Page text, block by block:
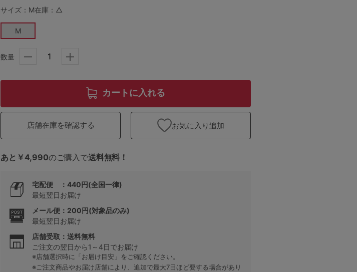
サイズ：M在庫：△
M
数量
カートに入れる
店舗在庫を確認する お気に入り追加
あと￥4,990のご購入で送料無料！
宅配便 ：440円(全国一律)
最短翌日お届け
メール便：200円(対象品のみ)
最短翌日お届け
店舗受取：送料無料
ご注文の翌日から1～4日でお届け
※店舗選択時に「お届け目安」をご確認ください。
※ご注文商品やお届け店舗により、追加で最大7日ほど要する場合があり